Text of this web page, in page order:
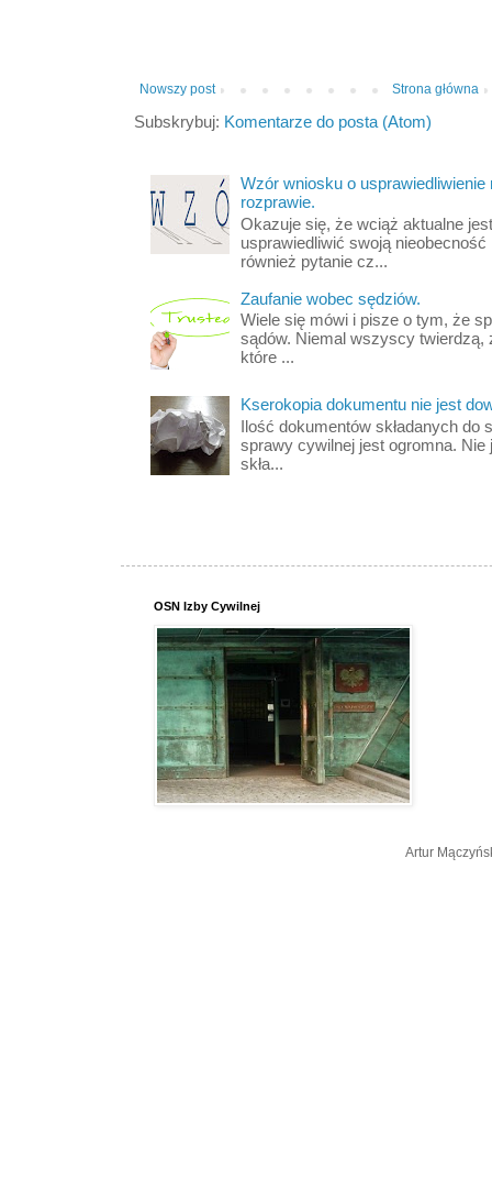
Nowszy post Strona główna
Subskrybuj: Komentarze do posta (Atom)
Wzór wniosku o
rozprawie.
Okazuje się, że wciąż aktualne
usprawiedliwić swoją nieobecność
również pytanie cz...
Zaufanie wobec sędziów.
Wiele się mówi i pisze o tym, że
sądów. Niemal wszyscy twierdzą,
które ...
Kserokopia dokumentu nie jest
Ilość dokumentów składanych
sprawy cywilnej jest ogromna.
skła...
OSN Izby Cywilnej
Artur